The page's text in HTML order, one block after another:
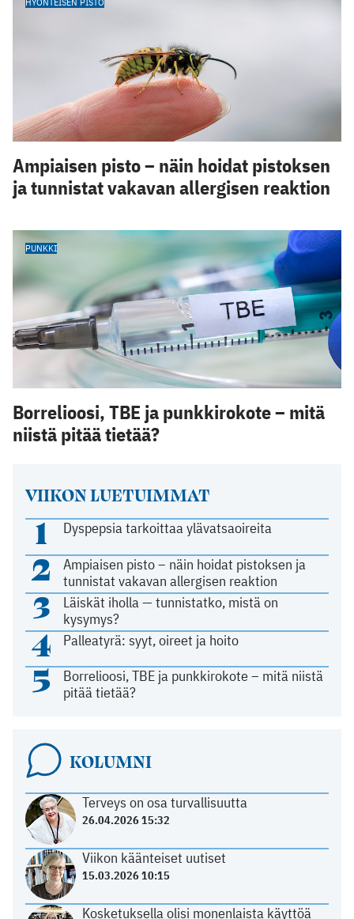
VIIKON LUETUIMMAT
1 Dyspepsia tarkoittaa ylävatsaoireita
2
Ampiaisen pisto – näin hoidat pistoksen ja
tunnistat vakavan allergisen reaktion
3
Läiskät iholla — tunnistatko, mistä on
kysymys?
4 Palleatyrä: syyt, oireet ja hoito
5
Borrelioosi, TBE ja punkkirokote – mitä niistä
pitää tietää?
KOLUMNI
Terveys on osa turvallisuutta
26.04.2026 15:32
Viikon käänteiset uutiset
15.03.2026 10:15
Kosketuksella olisi monenlaista käyttöä
Ampiaisen pisto – näin hoidat pistoksen
ja tunnistat vakavan allergisen reaktion
PUNKKI
Borrelioosi, TBE ja punkkirokote – mitä
niistä pitää tietää?